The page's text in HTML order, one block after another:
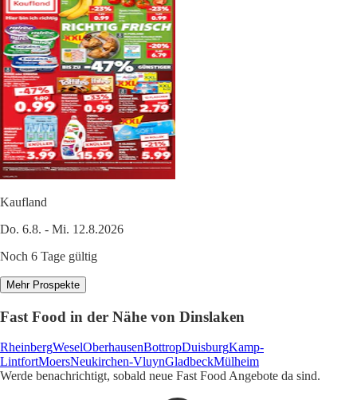
Kaufland
Do. 6.8. - Mi. 12.8.2026
Noch 6 Tage gültig
Mehr Prospekte
Fast Food in der Nähe von Dinslaken
RheinbergWeselOberhausenBottropDuisburgKamp-
LintfortMoersNeukirchen-VluynGladbeckMülheim
Werde benachrichtigt, sobald neue Fast Food Angebote da sind.